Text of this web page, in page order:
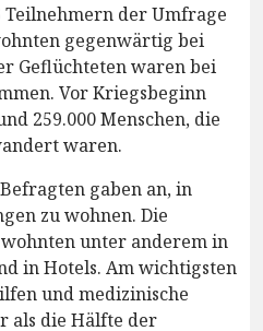
Teilnehmern der Umfrage
gegenwärtig bei
Geflüchteten waren bei
Vor Kriegsbeginn
259.000 Menschen, die
waren.
gaben an, in
zu wohnen. Die
unter anderem in
in Hotels. Am wichtigsten
und medizinische
als die Hälfte der